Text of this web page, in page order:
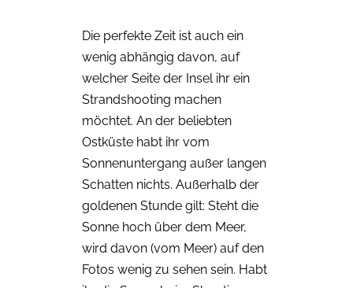
Die perfekte Zeit ist auch ein
wenig abhängig davon, auf
welcher Seite der Insel ihr ein
Strandshooting machen
möchtet. An der beliebten
Ostküste habt ihr vom
Sonnenuntergang außer langen
Schatten nichts. Außerhalb der
goldenen Stunde gilt: Steht die
Sonne hoch über dem Meer,
wird davon (vom Meer) auf den
Fotos wenig zu sehen sein. Habt